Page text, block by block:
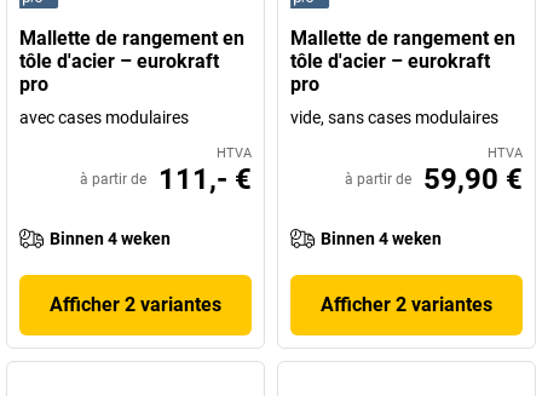
Mallette de rangement en
tôle d'acier – eurokraft
pro
avec cases modulaires
HTVA
à partir de 111,- €
Binnen 4 weken
Afficher 2 variantes
Mallette de rangement en
tôle d'acier – eurokraft
pro
vide, sans cases modulaires
HTVA
à partir de 59,90 €
Binnen 4 weken
Afficher 2 variantes